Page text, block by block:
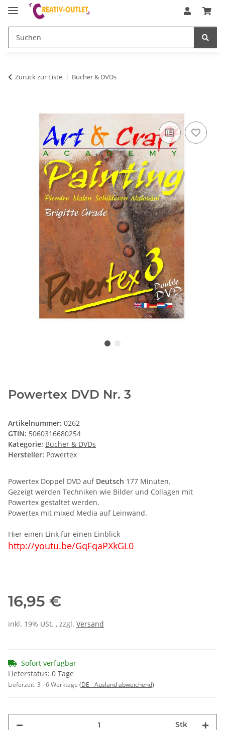
Zurück zur Liste Bücher & DVDs
Powertex DVD Nr. 3
Artikelnummer: 0262
GTIN: 5060316680254
Kategorie: Bücher & DVDs
Hersteller: Powertex
Powertex Doppel DVD auf Deutsch 177 Minuten.
Gezeigt werden Techniken wie Bilder und Collagen mit
Powertex gestaltet werden.
Powertex mit mixed Media auf Leinwand.
Hier einen Link für einen Einblick
http://youtu.be/GqFqaPXkGL0
16,95 €
inkl. 19% USt. , zzgl. Versand
Sofort verfügbar
Lieferstatus: 0 Tage
Lieferzeit:3 - 6 Werktage (DE - Ausland abweichend)
Stk